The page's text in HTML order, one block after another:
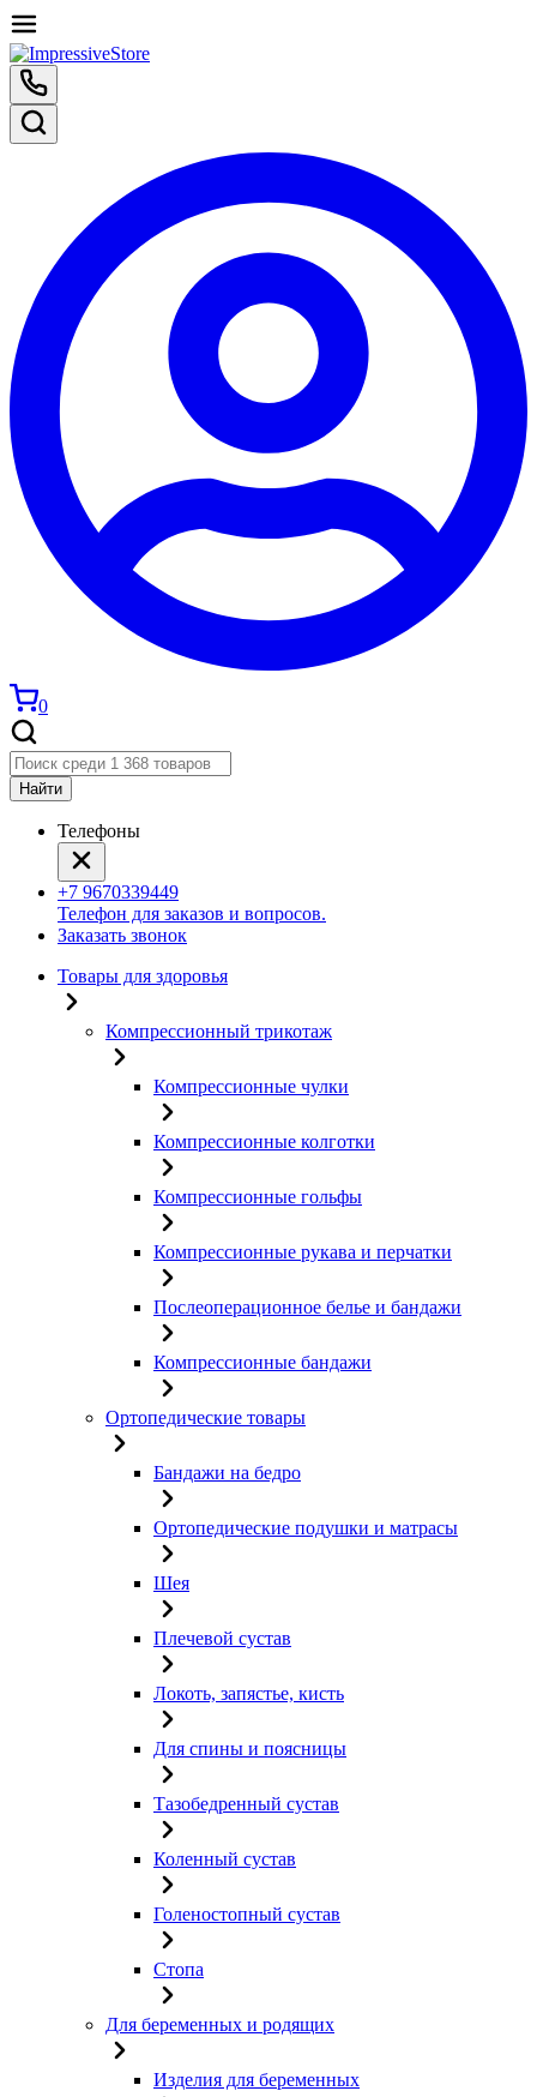
0
Найти
Телефоны
+7 9670339449
Телефон для заказов и вопросов.
Заказать звонок
Товары для здоровья
Компрессионный трикотаж
Компрессионные чулки
Компрессионные колготки
Компрессионные гольфы
Компрессионные рукава и перчатки
Послеоперационное белье и бандажи
Компрессионные бандажи
Ортопедические товары
Бандажи на бедро
Ортопедические подушки и матрасы
Шея
Плечевой сустав
Локоть, запястье, кисть
Для спины и поясницы
Тазобедренный сустав
Коленный сустав
Голеностопный сустав
Стопа
Для беременных и родящих
Изделия для беременных